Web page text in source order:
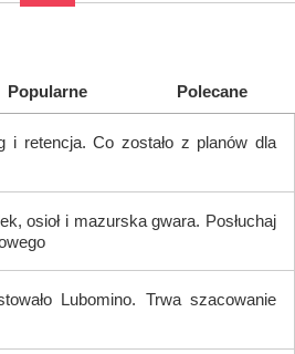
Popularne Polecane
i retencja. Co zostało z planów dla
osioł i mazurska gwara. Posłuchaj
Lubomino. Trwa szacowanie